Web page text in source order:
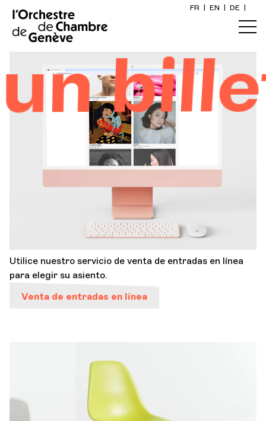
FR EN DE
Utilice nuestro servicio de venta de entradas en línea
para elegir su asiento.
Venta de entradas en línea
Inicio
Calendario
Explore
Participación cultural
Espacio Pro
Iniciar sesión